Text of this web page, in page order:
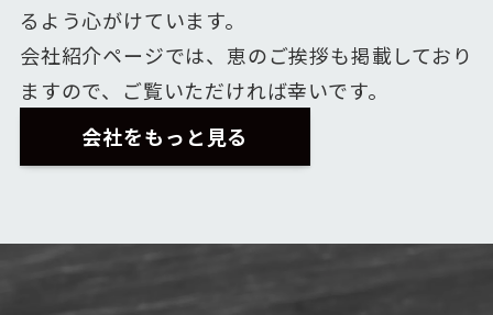
るよう心がけています。
会社紹介ページでは、恵のご挨拶も掲載しており
ますので、ご覧いただければ幸いです。
会社をもっと見る